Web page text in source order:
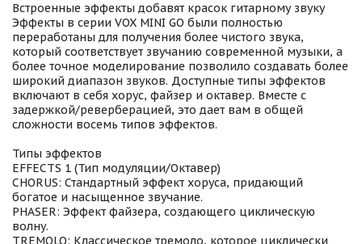
Встроенные эффекты добавят красок гитарному звуку
Эффекты в серии VOX MINI GO были полностью
переработаны для получения более чистого звука,
который соответствует звучанию современной музыки, а
более точное моделирование позволило создавать более
широкий диапазон звуков. Доступные типы эффектов
включают в себя хорус, файзер и октавер. Вместе с
задержкой/реверберацией, это дает вам в общей
сложности восемь типов эффектов.
Типы эффектов
EFFECTS 1 (Тип модуляции/Октавер)
CHORUS: Стандартный эффект хоруса, придающий
богатое и насыщенное звучание.
PHASER: Эффект файзера, создающего циклическую
волну.
TREMOLO: Классическое тремоло, которое циклически